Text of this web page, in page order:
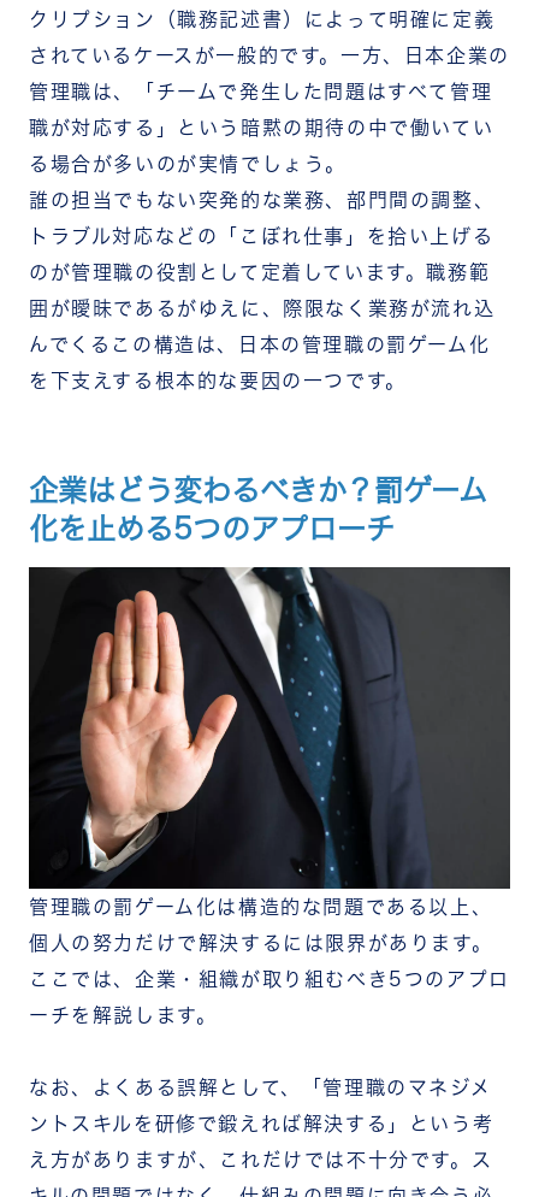
クリプション（職務記述書）によって明確に定義
されているケースが一般的です。一方、日本企業の
管理職は、「チームで発生した問題はすべて管理
職が対応する」という暗黙の期待の中で働いてい
る場合が多いのが実情でしょう。
誰の担当でもない突発的な業務、部門間の調整、
トラブル対応などの「こぼれ仕事」を拾い上げる
のが管理職の役割として定着しています。職務範
囲が曖昧であるがゆえに、際限なく業務が流れ込
んでくるこの構造は、日本の管理職の罰ゲーム化
を下支えする根本的な要因の一つです。
企業はどう変わるべきか？罰ゲーム
化を止める5つのアプローチ
管理職の罰ゲーム化は構造的な問題である以上、
個人の努力だけで解決するには限界があります。
ここでは、企業・組織が取り組むべき5つのアプロ
ーチを解説します。
なお、よくある誤解として、「管理職のマネジメ
ントスキルを研修で鍛えれば解決する」という考
え方がありますが、これだけでは不十分です。ス